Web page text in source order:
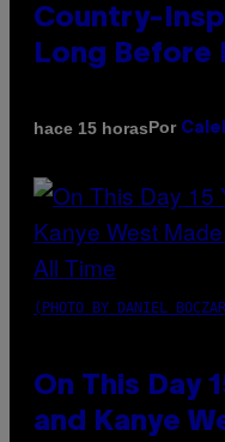
Country-
Long Before
hace 15 horasPor
(PHOTO BY DANIEL
On This Day
and Kanye